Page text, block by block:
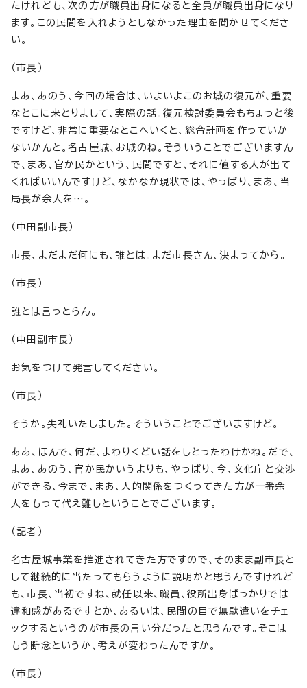
たけれども、次の方が職員出身になると全員が職員出身になり
ます。この民間を入れようとしなかった理由を聞かせてくださ
い。
（市長）
まあ、あのう、今回の場合は、いよいよこのお城の復元が、重要
なとこに来とりまして、実際の話。復元検討委員会もちょっと後
ですけど、非常に重要なとこへいくと、総合計画を作っていか
ないかんと。名古屋城、お城のね。そういうことでございますん
で、まあ、官か民かという、民間ですと、それに値する人が出て
くればいいんですけど、なかなか現状では、やっぱり、まあ、当
局長が余人を…。
（中田副市長）
市長、まだまだ何にも、誰とは。まだ市長さん、決まってから。
（市長）
誰とは言っとらん。
（中田副市長）
お気をつけて発言してください。
（市長）
そうか。失礼いたしました。そういうことでございますけど。
ああ、ほんで、何だ、まわりくどい話をしとったわけかね。だで、
まあ、あのう、官か民かいうよりも、やっぱり、今、文化庁と交渉
ができる、今まで、まあ、人的関係をつくってきた方が一番余
人をもって代え難しということでございます。
（記者）
名古屋城事業を推進されてきた方ですので、そのまま副市長と
して継続的に当たってもらうように説明かと思うんですけれど
も、市長、当初ですね、就任以来、職員、役所出身ばっかりでは
違和感があるですとか、あるいは、民間の目で無駄遣いをチェ
ックするというのが市長の言い分だったと思うんです。そこは
もう断念というか、考えが変わったんですか。
（市長）